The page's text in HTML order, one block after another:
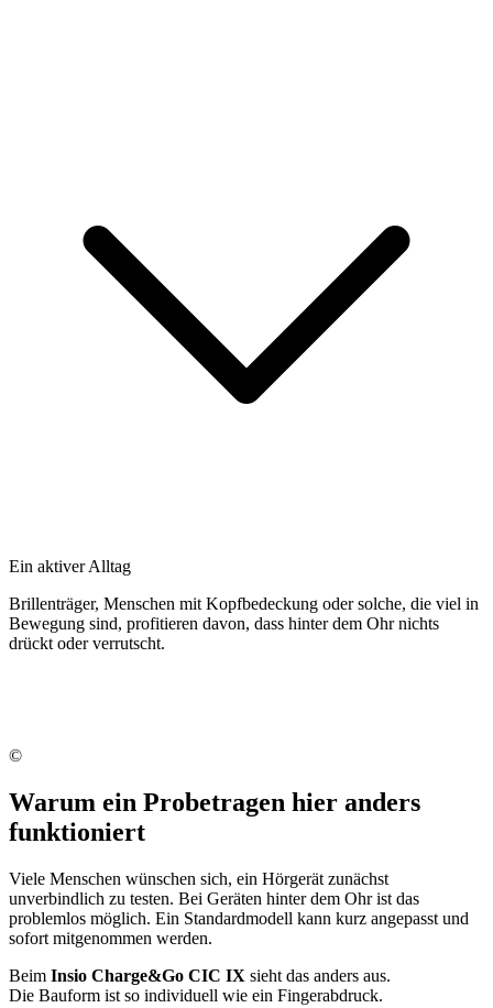
Ein aktiver Alltag
Brillenträger, Menschen mit Kopfbedeckung oder solche, die viel in
Bewegung sind, profitieren davon, dass hinter dem Ohr nichts
drückt oder verrutscht.
©
Warum ein Probetragen hier anders
funktioniert
Viele Menschen wünschen sich, ein Hörgerät zunächst
unverbindlich zu testen. Bei Geräten hinter dem Ohr ist das
problemlos möglich. Ein Standardmodell kann kurz angepasst und
sofort mitgenommen werden.
Beim Insio Charge&Go CIC IX sieht das anders aus.
Die Bauform ist so individuell wie ein Fingerabdruck.